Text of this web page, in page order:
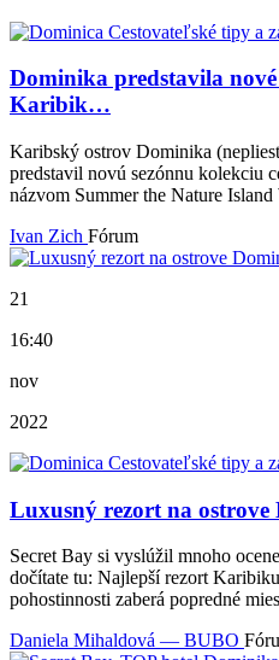
Dominika predstavila
Karibik…
Karibský ostrov Dominika
predstavil novú sezónnu kolekciu
názvom Summer the Nature
Ivan Zich Fórum
21
16:40
nov
2022
Luxusný rezort na ostrove
Secret Bay si vyslúžil mnoho
dočítate tu: Najlepší rezort
pohostinnosti zaberá popredné
Daniela Mihaldová — BUBO